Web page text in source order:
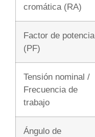
cromática (RA)
Factor de potencia
(PF)
Tensión nominal /
Frecuencia de
trabajo
Ángulo de